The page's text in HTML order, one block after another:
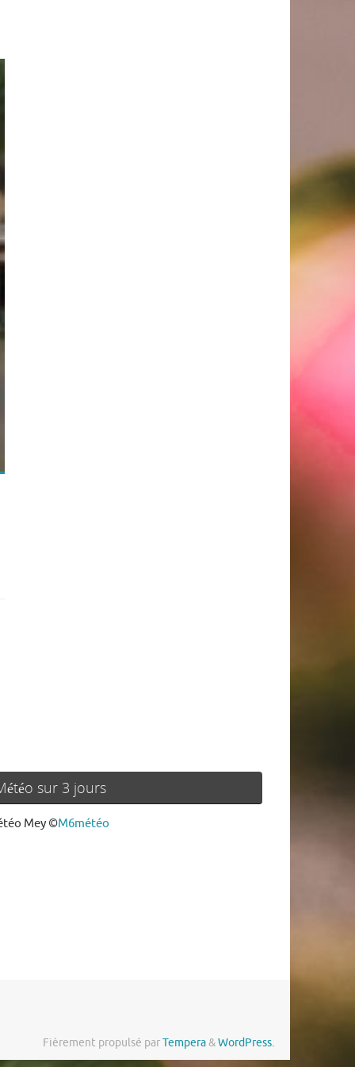
sur 3 jours
Mey©M6météo
Fièrement propulsé parTempera&WordPress.